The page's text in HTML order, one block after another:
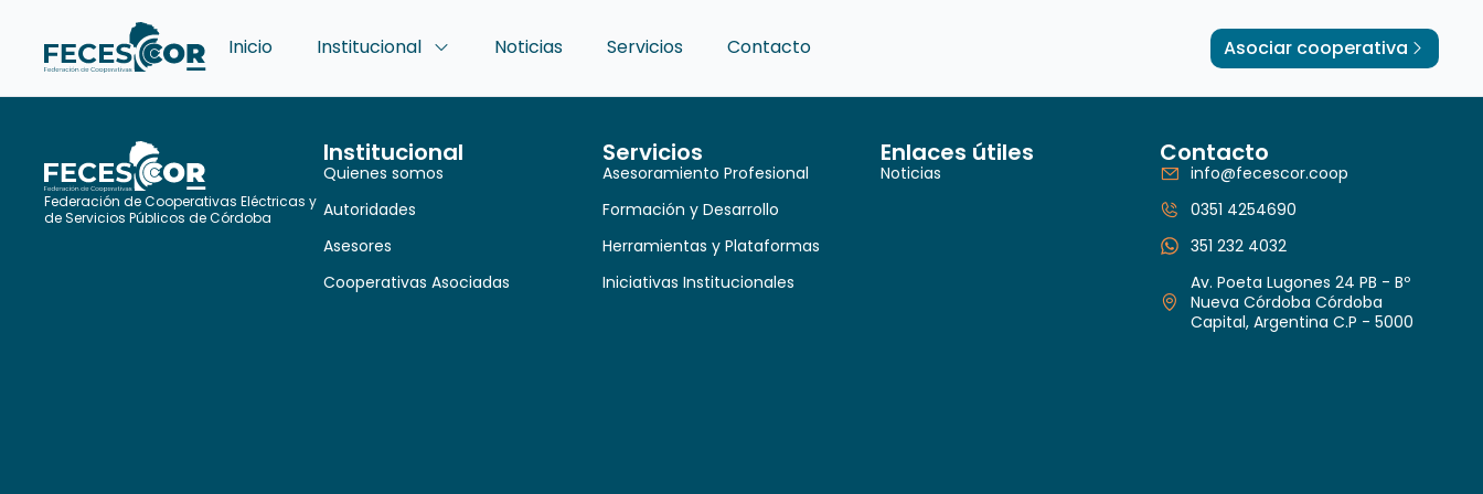
Inicio Institucional Noticias Servicios Contacto Asociar cooperativa
Federación de Cooperativas Eléctricas y
de Servicios Públicos de Córdoba
Institucional
Quienes somos
Autoridades
Asesores
Cooperativas Asociadas
Servicios
Asesoramiento Profesional
Formación y Desarrollo
Herramientas y Plataformas
Iniciativas Institucionales
Enlaces útiles
Noticias
Contacto
info@fecescor.coop
0351 4254690
351 232 4032
Av. Poeta Lugones 24 PB - Bº
Nueva Córdoba Córdoba
Capital, Argentina C.P - 5000